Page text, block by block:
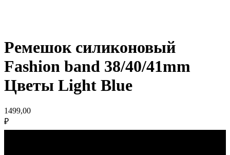
Ремешок силиконовый
Fashion band 38/40/41mm
Цветы Light Blue
1499,00
₽